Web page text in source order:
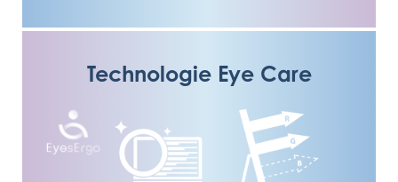
Technologie Eye Care